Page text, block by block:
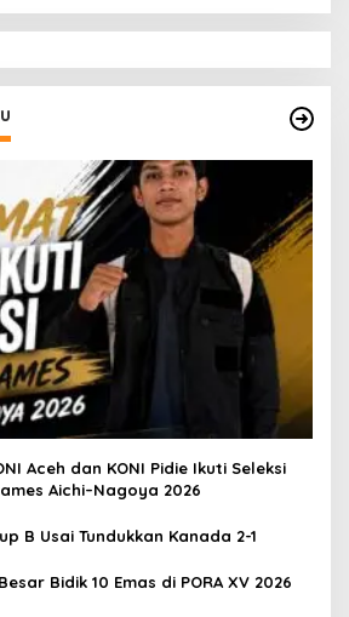
Aceh dan KONI Pidie Ikuti Seleksi
Aichi–Nagoya 2026
B Usai Tundukkan Kanada 2-1
Bidik 10 Emas di PORA XV 2026